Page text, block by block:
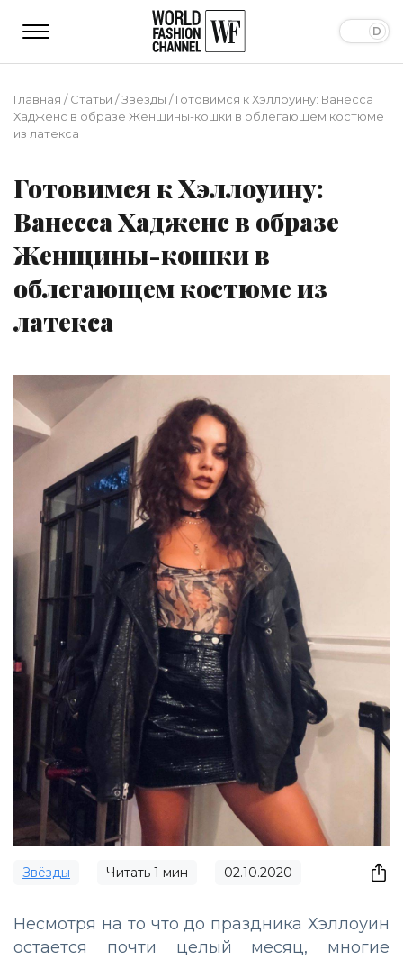
Главная /Статьи /Звёзды /Готовимся к Хэллоуину: Ванесса
Хадженс в образе Женщины-кошки в облегающем костюме
из латекса
Готовимся к Хэллоуину:
Ванесса Хадженс в образе
Женщины-кошки в
облегающем костюме из
латекса
Звёзды Читать 1 мин 02.10.2020
Несмотря на то что до праздника Хэллоуин
остается почти целый месяц, многие